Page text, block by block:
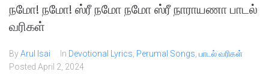
நமோ! நமோ! ஸ்ரீ நமோ நமோ ஸ்ரீ நாராயணா பாடல்
வரிகள்
ByArul Isai In Devotional Lyrics Perumal Songs பாடல் வரிகள்
Posted April 2, 2024